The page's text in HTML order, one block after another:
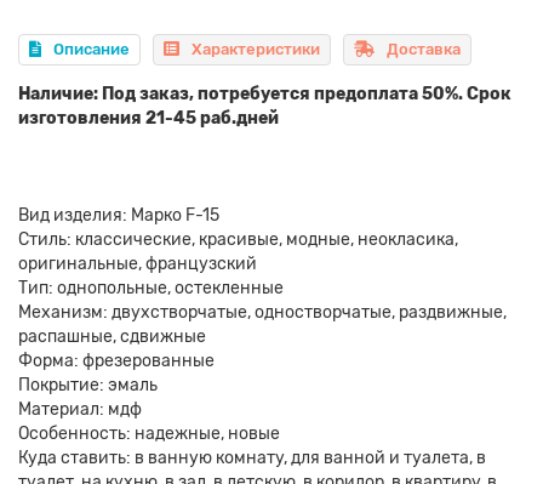
Описание Характеристики Доставка
Наличие: Под заказ, потребуется предоплата 50%. Срок
изготовления 21-45 раб.дней
Вид изделия: Марко F-15
Стиль: классические, красивые, модные, неокласика,
оригинальные, французский
Тип: однопольные, остекленные
Механизм: двухстворчатые, одностворчатые, раздвижные,
распашные, сдвижные
Форма: фрезерованные
Покрытие: эмаль
Материал: мдф
Особенность: надежные, новые
Куда ставить: в ванную комнату, для ванной и туалета, в